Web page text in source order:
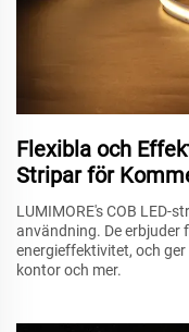
Flexibla och
Stripar för
LUMIMORE's COB LED-
användning. De erbjuder
energieffektivitet, och
kontor och mer.